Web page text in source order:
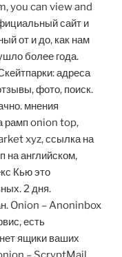
you can view and
сайт и
от и до, как нам
более года.
адреса
фото, поиск.
мнения
рамп onion top,
xyz, ссылка на
на английском,
Кью это
2 дня.
Onion – Anoninbox
есть
ящики ваших